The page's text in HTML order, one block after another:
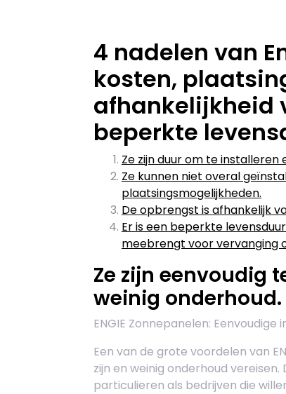
4 nadelen van
kosten,
afhankelijkheid
beperkte
Ze zijn duur om te installeren
Ze kunnen niet overal
plaatsingsmogelijkheden.
De opbrengst is afhankelijk
Er is een beperkte
meebrengt voor vervanging
Ze zijn eenvoudig
weinig onderhoud.
ENGIE Zonnepanelen:
Een van de grote voordelen van
zijn en weinig onderhoud
particulieren als bedrijven die